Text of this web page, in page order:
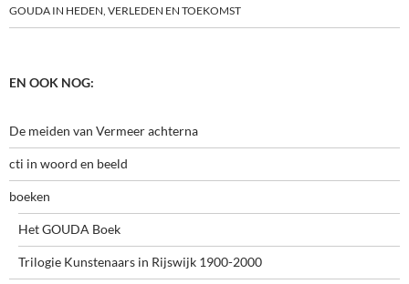
GOUDA IN HEDEN, VERLEDEN EN TOEKOMST
EN OOK NOG:
De meiden van Vermeer achterna
cti in woord en beeld
boeken
Het GOUDA Boek
Trilogie Kunstenaars in Rijswijk 1900-2000